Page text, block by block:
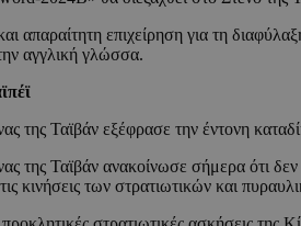
απαραίτητη επιχείρηση για τη
αγγλική γλώσσα.
της Ταϊβάν εξέφρασε την έντονη
της Ταϊβάν ανακοίνωσε σήμερα ότι δεν
κινήσεις των στρατιωτικών και